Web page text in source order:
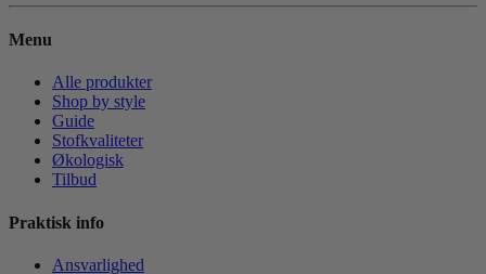
Menu
Alle produkter
Shop by style
Guide
Stofkvaliteter
Økologisk
Tilbud
Praktisk info
Ansvarlighed